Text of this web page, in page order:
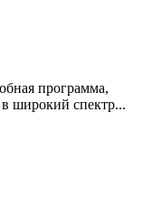
программа,
в широкий спектр...